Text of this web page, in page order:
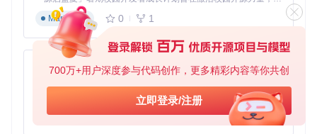
700万+用户深度参与代码创作，更多精彩内容等你共创
立即登录/注册
      i2cSlave.
write(data.buffer, data.length);
    }
else if (xQueueReceive (mediumPriorityQueue, &data,
      i2cSlave.
    }
else if xQueueReceive(lowPriorityQueue, &data,
      i2cSlave.
    }
Markdown
0 1
py-xiaozhi
基于Python的Xiaozhi AI，适用于想要完整Xiaozhi体验而无需拥有专用硬件的用户。
Python
0 1